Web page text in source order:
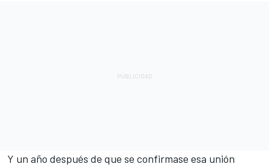
Y un año después de que se confirmase esa unión